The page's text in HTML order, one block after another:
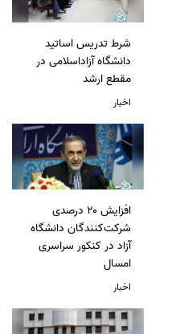
شرط تدریس اساتید
دانشگاه آزاداسلامی در
مقطع ارشد
اخبار
افزایش ۲۰ درصدی
شرکت‌کنندگان دانشگاه
آزاد در کنکور سراسری
امسال
اخبار